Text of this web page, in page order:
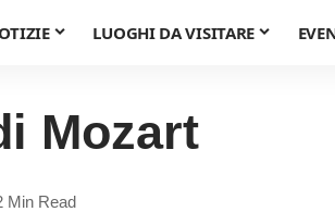
LUOGHI DA VISITARE
Mozart
Min Read